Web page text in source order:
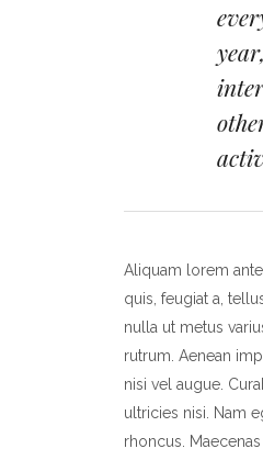
Aliquam lorem
quis, feugiat a,
nulla ut metus
rutrum. Aenean
nisi vel augue.
ultricies nisi. Nam
rhoncus.